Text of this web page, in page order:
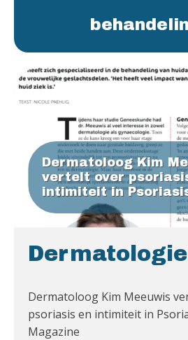
Dermatoloog Kim
vertelt over
intimiteit in
Dermatoloog Kim Meeuwis
psoriasis en intimiteit in
Magazine